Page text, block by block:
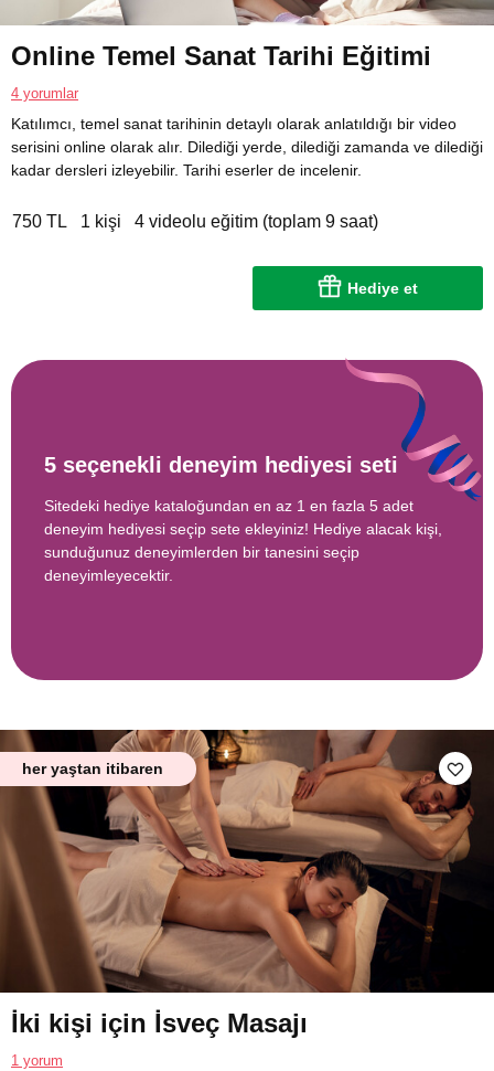
Online Temel Sanat Tarihi Eğitimi
4 yorumlar
Katılımcı, temel sanat tarihinin detaylı olarak anlatıldığı bir video
serisini online olarak alır. Dilediği yerde, dilediği zamanda ve dilediği
kadar dersleri izleyebilir. Tarihi eserler de incelenir.
750 TL 1 kişi 4 videolu eğitim (toplam 9 saat)
Hediye et
5 seçenekli deneyim hediyesi seti
Sitedeki hediye kataloğundan en az 1 en fazla 5 adet
deneyim hediyesi seçip sete ekleyiniz! Hediye alacak kişi,
sunduğunuz deneyimlerden bir tanesini seçip
deneyimleyecektir.
her yaştan itibaren
İki kişi için İsveç Masajı
1 yorum